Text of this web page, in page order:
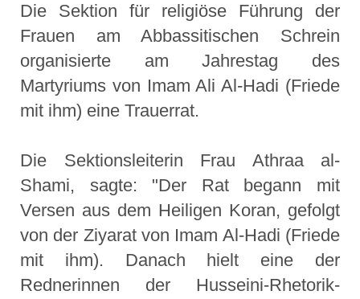
Die Sektion für religiöse Führung der
Frauen am Abbassitischen Schrein
organisierte am Jahrestag des
Martyriums von Imam Ali Al-Hadi (Friede
mit ihm) eine Trauerrat.
Die Sektionsleiterin Frau Athraa al-
Shami, sagte: "Der Rat begann mit
Versen aus dem Heiligen Koran, gefolgt
von der Ziyarat von Imam Al-Hadi (Friede
mit ihm). Danach hielt eine der
Rednerinnen der Husseini-Rhetorik-